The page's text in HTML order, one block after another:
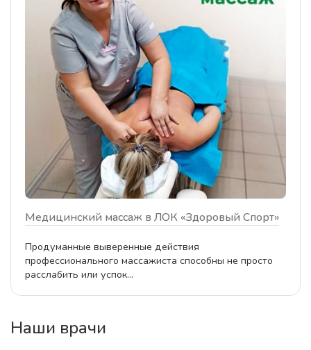
Медицинский массаж в ЛОК «Здоровый Спорт»
Продуманные выверенные действия
профессионального массажиста способны не просто
расслабить или успок...
Наши врачи